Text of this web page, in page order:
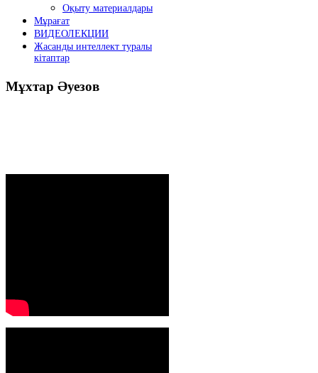
Оқыту материалдары
Мұрағат
ВИДЕОЛЕКЦИИ
Жасанды интеллект туралы
кітаптар
Мұхтар Әуезов